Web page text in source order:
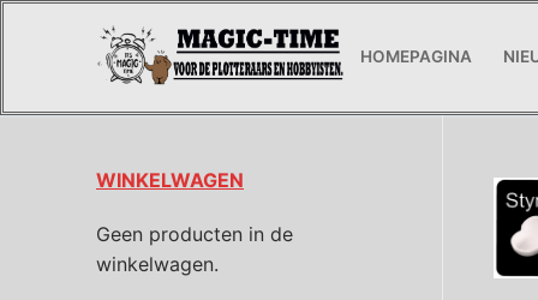
HOMEPAGINA
WINKELWAGEN
Geen producten in de
winkelwagen.